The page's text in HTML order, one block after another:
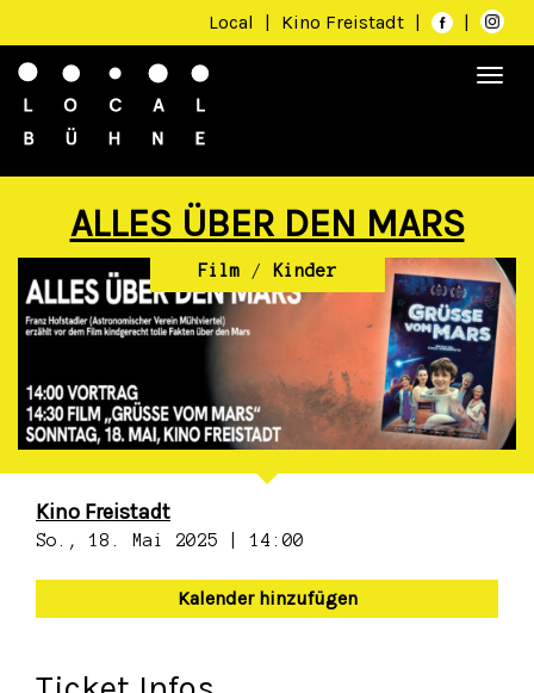
Local | Kino Freistadt | |
ALLES ÜBER DEN MARS
Film / Kinder
Kino Freistadt
So., 18. Mai 2025 | 14:00
Kalender hinzufügen